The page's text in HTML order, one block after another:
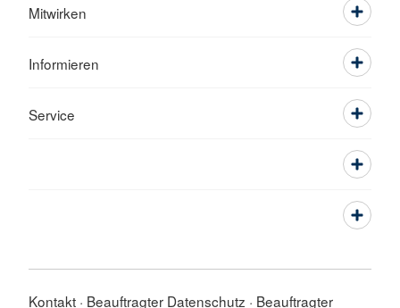
Mitwirken
Informieren
Service
Kontakt Beauftragter Datenschutz Beauftragter